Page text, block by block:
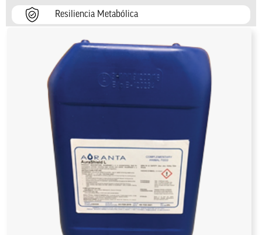
Resiliencia Metabólica